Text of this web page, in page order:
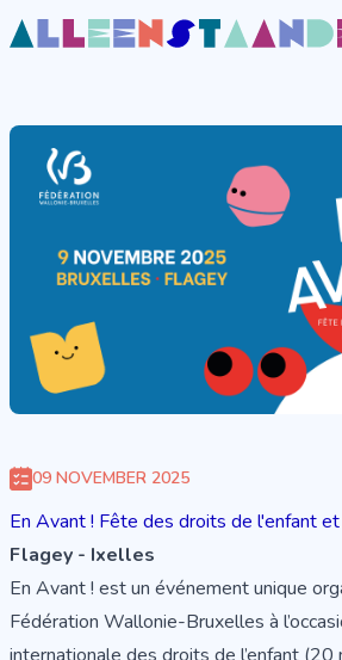
09 NOVEMBER 2025
En Avant ! Fête des droits de l'enfant
Flagey - Ixelles
En Avant ! est un événement unique
Fédération Wallonie-Bruxelles à